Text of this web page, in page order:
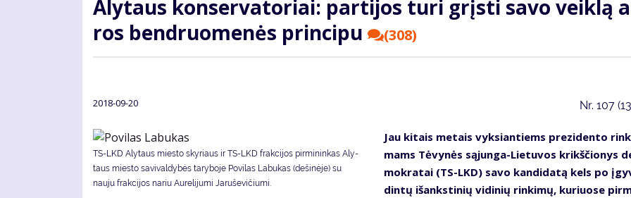
Aly­taus kon­ser­va­to­riai: par­ti­jos tu­ri grįs­ti sa­vo veik­lą
ros ben­druo­me­nės prin­ci­pu
(308)
2018-09-20 Nr. 107
TS-LKD Aly­taus mies­to sky­riaus ir TS-LKD frak­ci­jos pir­mi­nin­kas Aly­
taus mies­to sa­vi­val­dy­bės ta­ry­bo­je Po­vi­las La­bu­kas (dešinėje) su
nauju frakcijos nariu Aurelijumi Jaruševičiumi.
Jau ki­tais me­tais vyk­sian­tiems pre­zi­den­to
mams Tė­vy­nės są­jun­ga-Lie­tu­vos krikš­čio­nys
mok­ra­tai (TS-LKD) sa­vo kan­di­da­tą kels po
din­tų iš­anks­ti­nių vi­di­nių rin­ki­mų, ku­riuo­se